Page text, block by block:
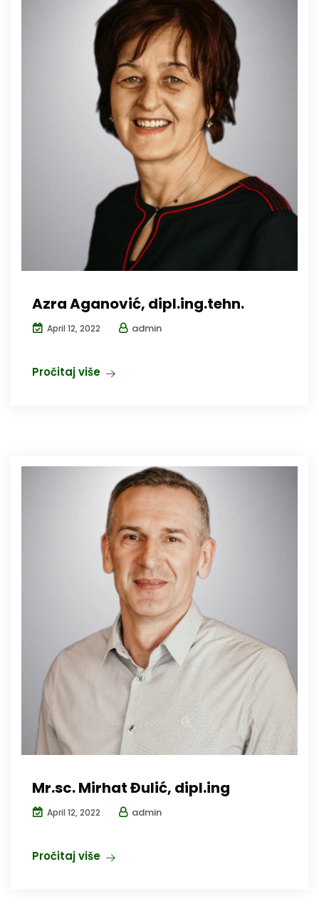
Azra Aganović, dipl.ing.tehn.
April 12, 2022 admin
Pročitaj više
Mr.sc. Mirhat Đulić, dipl.ing
April 12, 2022 admin
Pročitaj više